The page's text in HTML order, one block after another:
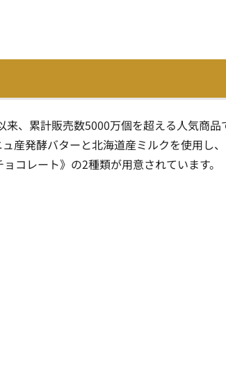
、累計販売数5000万個を超える人気商品
産発酵バターと北海道産ミルクを使用し
コレート》の2種類が用意されています。